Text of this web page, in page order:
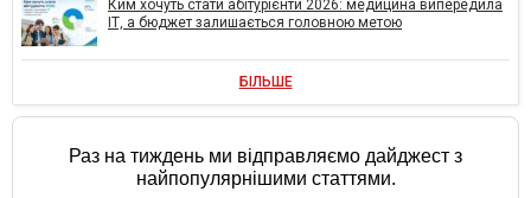
Ким хочуть стати абітурієнти 2026: медицина випередила
ІТ, а бюджет залишається головною метою
БІЛЬШЕ
Раз на тиждень ми відправляємо дайджест з
найпопулярнішими статтями.